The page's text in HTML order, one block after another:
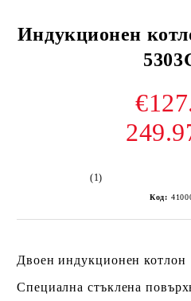
Индукционен
(1)
Код:
Двоен индукционен котлон
Специална стъклена